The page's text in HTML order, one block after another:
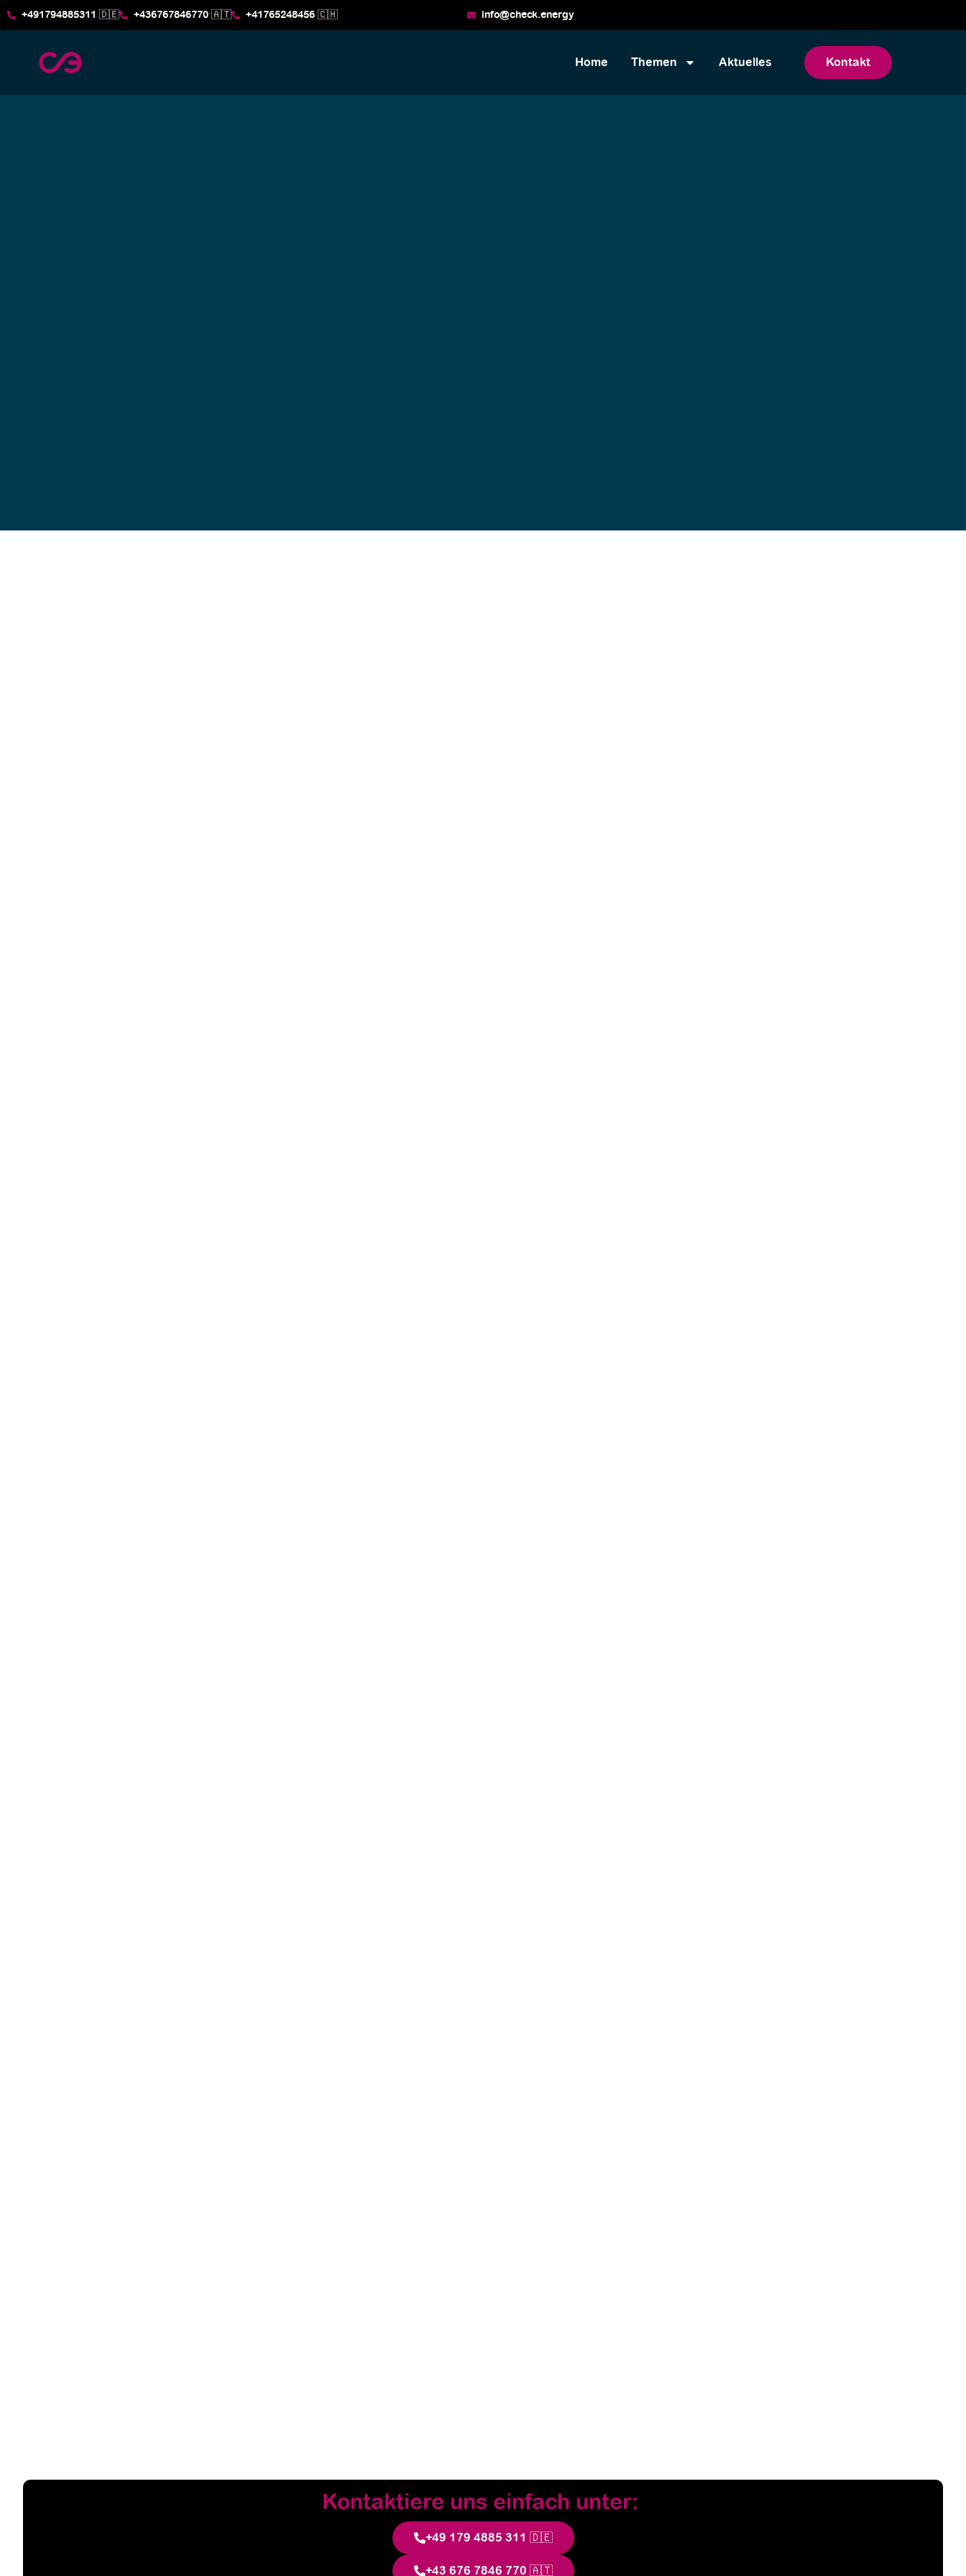
+491794885311 🇩🇪 +436767846770 🇦🇹 +41765248456 🇨🇭 info@check.energy
Home Themen Aktuelles Kontakt
Kontaktiere uns einfach unter:
+49 179 4885 311 🇩🇪
+43 676 7846 770 🇦🇹